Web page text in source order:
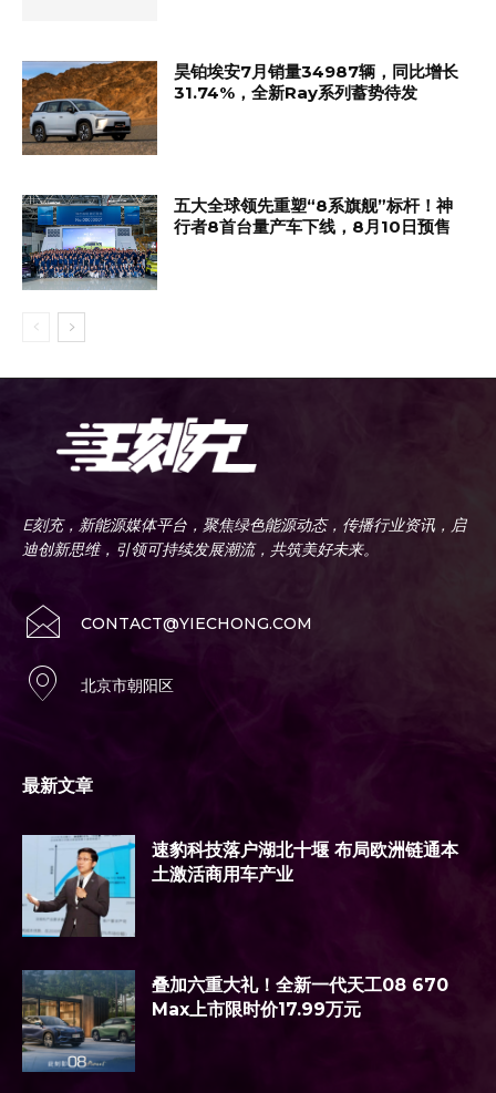
昊铂埃安7月销量34987辆，同比增长
31.74%，全新Ray系列蓄势待发
五大全球领先重塑“8系旗舰”标杆！神
行者8首台量产车下线，8月10日预售
E刻充，新能源媒体平台，聚焦绿色能源动态，传播行业资讯，启
迪创新思维，引领可持续发展潮流，共筑美好未来。
CONTACT@YIECHONG.COM
北京市朝阳区
最新文章
速豹科技落户湖北十堰 布局欧洲链通本
土激活商用车产业
叠加六重大礼！全新一代天工08 670
Max上市限时价17.99万元